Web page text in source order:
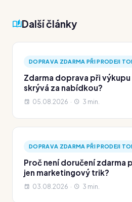
Další články
DOPRAVA ZDARMA PŘI PRODEJI
Zdarma doprava při
skrývá za nabídkou?
05.08.2026 · 3 min.
DOPRAVA ZDARMA PŘI PRODEJI
Proč není doručení zdarma
jen marketingový trik?
03.08.2026 · 3 min.